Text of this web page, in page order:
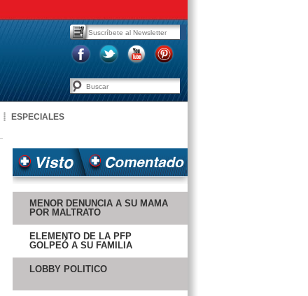
ESPECIALES
MENOR DENUNCIA A SU MAMÁ
POR MALTRATO
ELEMENTO DE LA PFP
GOLPEÓ A SU FAMILIA
LOBBY POLÍTICO